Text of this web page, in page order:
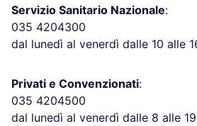
Servizio Sanitario Nazionale:
035 4204300
dal lunedì al venerdì dalle 10 alle
Privati e Convenzionati:
035 4204500
dal lunedì al venerdì dalle 8 alle